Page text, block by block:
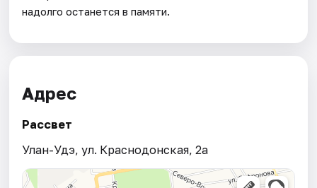
надолго останется в памяти.
Адрес
Рассвет
Улан-Удэ, ул. Краснодонская, 2а